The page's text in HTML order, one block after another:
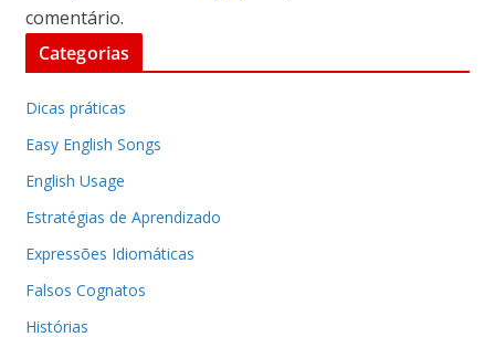
comentário.
Categorias
Dicas práticas
Easy English Songs
English Usage
Estratégias de Aprendizado
Expressões Idiomáticas
Falsos Cognatos
Histórias